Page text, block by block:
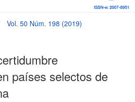
Vol. 50 Núm. 198 (2019)
países selectos de